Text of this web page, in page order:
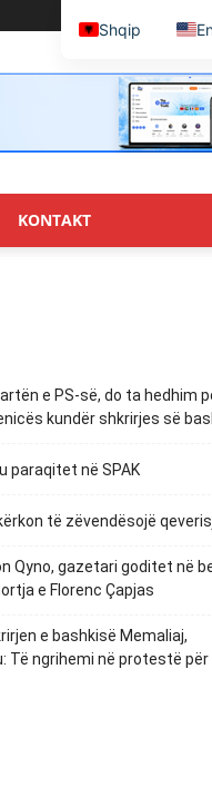
KONTAKT
e PS-së, do ta hedhim
kundër shkrirjes së
paraqitet në SPAK
të zëvendësojë
Qyno, gazetari goditet në
e Florenc Çapjas
e bashkisë Memaliaj,
Të ngrihemi në protestë për
Shqip